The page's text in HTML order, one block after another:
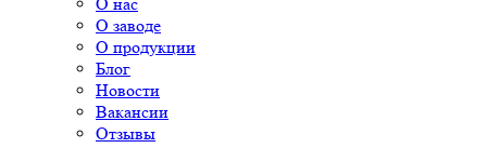
О заводе
О продукции
Блог
Новости
Вакансии
Отзывы